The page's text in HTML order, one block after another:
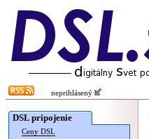
neprihlásený
DSL pripojenie
Ceny DSL